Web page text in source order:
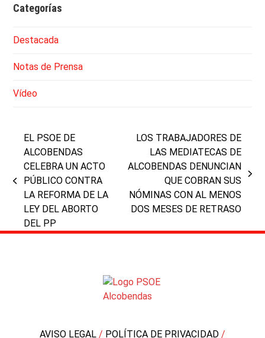
Categorías
Destacada
Notas de Prensa
Vídeo
previous
post:
EL PSOE DE
ALCOBENDAS
CELEBRA UN ACTO
PÚBLICO CONTRA
LA REFORMA DE LA
LEY DEL ABORTO
DEL PP
post:
LOS TRABAJADORES DE
LAS MEDIATECAS DE
ALCOBENDAS DENUNCIAN
QUE COBRAN SUS
NÓMINAS CON AL MENOS
DOS MESES DE RETRASO
AVISO LEGAL / POLÍTICA DE PRIVACIDAD /